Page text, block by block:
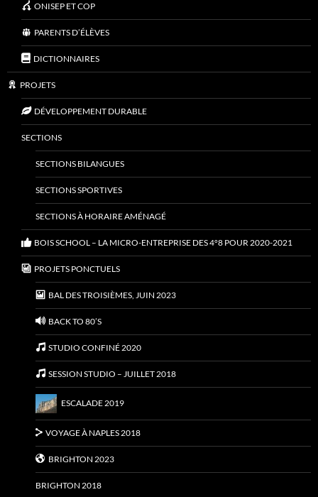
ONISEP ET COP
PARENTS D’ÉLÈVES
DICTIONNAIRES
PROJETS
DÉVELOPPEMENT DURABLE
SECTIONS
SECTIONS BILANGUES
SECTIONS SPORTIVES
SECTIONS À HORAIRE AMÉNAGÉ
BOIS SCHOOL – LA MICRO-ENTREPRISE DES 4°8 POUR 2020-2021
PROJETS PONCTUELS
BAL DES TROISIÈMES, JUIN 2023
BACK TO 80’S
STUDIO CONFINÉ 2020
SESSION STUDIO – JUILLET 2018
ESCALADE 2019
VOYAGE À NAPLES 2018
BRIGHTON 2023
BRIGHTON 2018